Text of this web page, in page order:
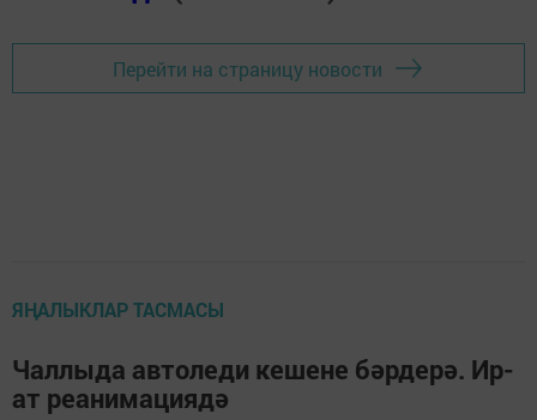
Перейти на страницу новости
ЯҢАЛЫКЛАР ТАСМАСЫ
Чаллыда автоледи кешене бәрдерә. Ир-
ат реанимациядә